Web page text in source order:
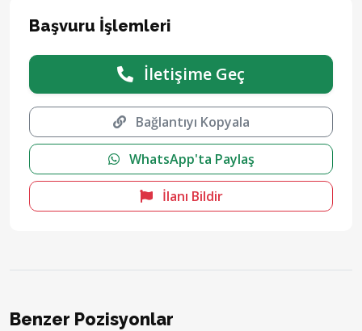
Başvuru İşlemleri
İletişime Geç
Bağlantıyı Kopyala
WhatsApp'ta Paylaş
İlanı Bildir
Benzer Pozisyonlar